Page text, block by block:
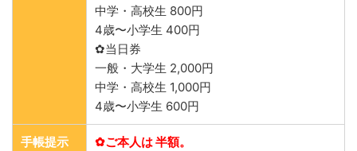
中学・高校生 800円
4歳〜小学生 400円
✿当日券
一般・大学生 2,000円
中学・高校生 1,000円
4歳〜小学生 600円
手帳提示 ✿ご本人は 半額。